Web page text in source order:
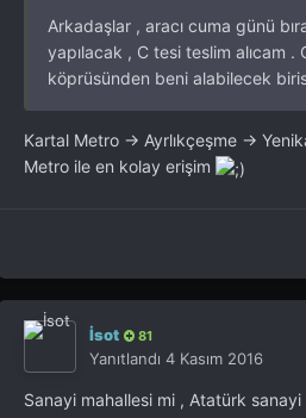
Arkadaşlar , aracı cuma günü
yapılacak , C tesi teslim alıcam
köprüsünden beni alabilecek
Kartal Metro -> Ayrlıkçeşme ->
Metro ile en kolay erişim
İsot 81
Yanıtlandı 4 Kasım 2016
Sanayi mahallesi mi , Atatürk